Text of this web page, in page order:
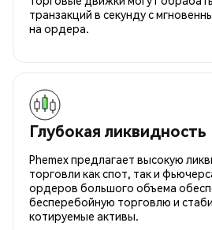
транзакций в секунду с
на ордера.
Глубокая ликвидность
Phemex предлагает высокую
торговли как спот, так и
ордеров большого объема
бесперебойную торговлю и
котируемые активы.